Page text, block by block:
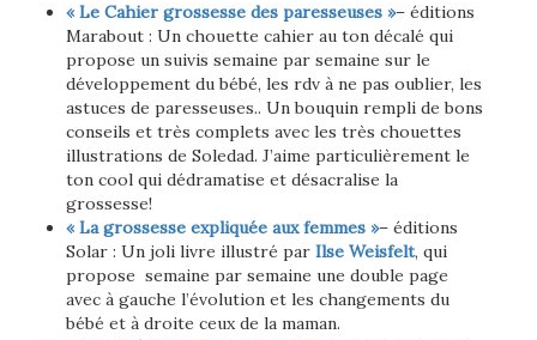
« Le Cahier grossesse des paresseuses »– éditions
Marabout : Un chouette cahier au ton décalé qui
propose un suivis semaine par semaine sur le
développement du bébé, les rdv à ne pas oublier, les
astuces de paresseuses.. Un bouquin rempli de bons
conseils et très complets avec les très chouettes
illustrations de Soledad. J’aime particulièrement le
ton cool qui dédramatise et désacralise la
grossesse!
« La grossesse expliquée aux femmes »– éditions
Solar : Un joli livre illustré par Ilse Weisfelt, qui
propose semaine par semaine une double page
avec à gauche l’évolution et les changements du
bébé et à droite ceux de la maman.